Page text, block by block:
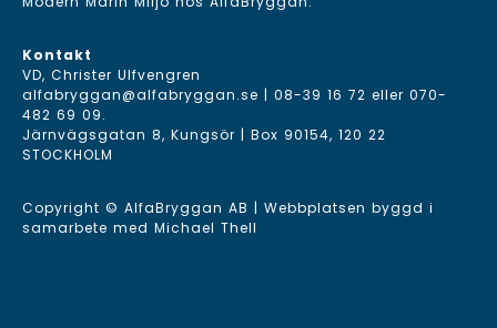
Kontakt
VD, Christer Ulfvengren
alfabryggan@alfabryggan.se | 08-39 16 72 eller 070-
482 69 09.
Järnvägsgatan 8, Kungsör | Box 90154, 120 22
STOCKHOLM
Copyright © AlfaBryggan AB | Webbplatsen byggd i
samarbete med Michael Thell